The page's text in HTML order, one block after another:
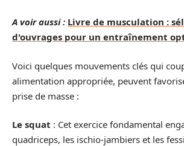
A voir aussi : Livre de musculation :
d'ouvrages pour un entraînement
Voici quelques mouvements clés qui
alimentation appropriée, peuvent
prise de masse :
Le squat : Cet exercice fondamental
quadriceps, les ischio-jambiers et les